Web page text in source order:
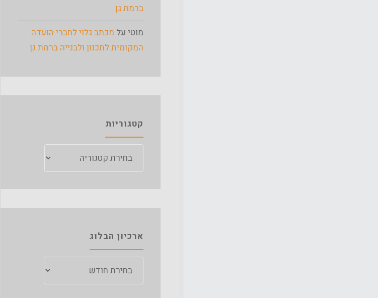
ברמת גן
מוטי על מכתב גלוי לחברי הועדה
המקומית לתכנון ולבנייה ברמת גן
קטגוריות
ארכיון הבלוג